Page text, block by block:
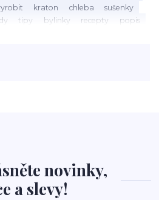
kraton chleba
sušenky
tipy bylinky recepty
popis
novinky,
a slevy!